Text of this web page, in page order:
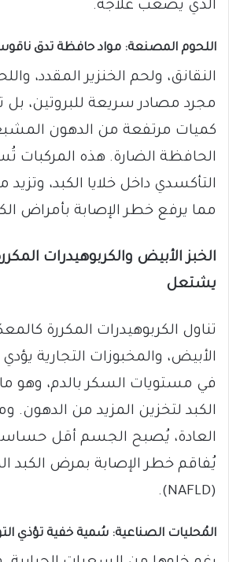
الذي يصعب علاجه.
اللحوم المصنعة: مواد حافظة تدق
النقانق، ولحم الخنزير المقدد،
مجرد مصادر سريعة للبروتين، بل
كميات مرتفعة من الدهون
الحافظة الضارة. هذه المركبات
التأكسدي داخل خلايا الكبد،
مما يرفع خطر الإصابة بأمراض
الخبز الأبيض والكربوهيدرات
يشتعل
تناول الكربوهيدرات المكررة
الأبيض، والمخبوزات التجارية
في مستويات السكر بالدم، وهو
الكبد لتخزين المزيد من الدهون.
العادة، يُصبح الجسم أقل
يُفاقم خطر الإصابة بمرض الكبد
(NAFLD).
المُحليات الصناعية: سُمية خفية تؤذي